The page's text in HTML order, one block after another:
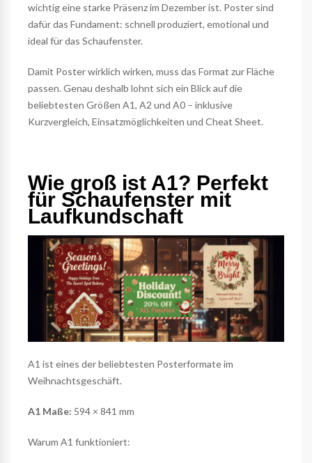
wichtig eine starke Präsenz im Dezember ist. Poster sind
dafür das Fundament: schnell produziert, emotional und
ideal für das Schaufenster.
Damit Poster wirklich wirken, muss das Format zur Fläche
passen. Genau deshalb lohnt sich ein Blick auf die
beliebtesten Größen A1, A2 und A0 – inklusive
Kurzvergleich, Einsatzmöglichkeiten und Cheat Sheet.
Wie groß ist A1? Perfekt
für Schaufenster mit
Laufkundschaft
A1 ist eines der beliebtesten Posterformate im
Weihnachtsgeschäft.
A1 Maße: 594 × 841 mm
Warum A1 funktioniert: